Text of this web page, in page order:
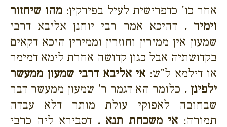
אחר כו' כדפרישית לעיל בפירקין:מהו שיחזור
וימיר . דהיכא אמר רבי יוחנן אליבא דרבי
שמעון אין ממירין וחוזרין וממירין היכא דקאים
בקדושתיה אבל כגון קדושה אחרת לימא דמימר
או דילמא ל"ש: אי אליבא דרבי שמעון ממעשר
ילפינן . כלומר הא דגמר ר' שמעון ממעשר דבר
שבחובה לאפוקי עולת מותר דלא עבדה
תמורה: אי משכחת תנא . דסבירא ליה כרבי